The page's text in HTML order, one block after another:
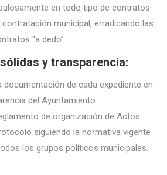
en todo tipo de contratos
municipal, erradicando las
“a dedo”.
y transparencia:
documentación de cada expediente en
del Ayuntamiento.
de organización de Actos
siguiendo la normativa vigente
los grupos políticos municipales.